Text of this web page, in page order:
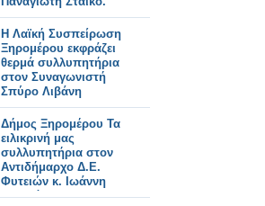
Η Λαϊκή Συσπείρωση
Ξηρομέρου εκφράζει
θερμά συλλυπητήρια
στον Συναγωνιστή
Σπύρο Λιβάνη
Δήμος Ξηρομέρου Τα
ειλικρινή μας
συλλυπητήρια στον
Αντιδήμαρχο Δ.Ε.
Φυτειών κ. Ιωάννη
Φλωρόπουλο,